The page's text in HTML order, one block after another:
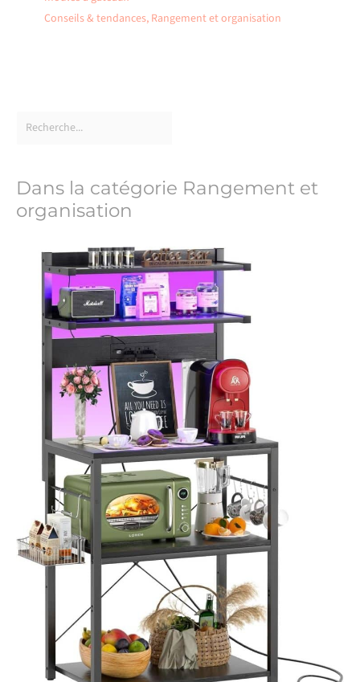
Conseils & tendances, Rangement et organisation
Dans la catégorie Rangement et
organisation